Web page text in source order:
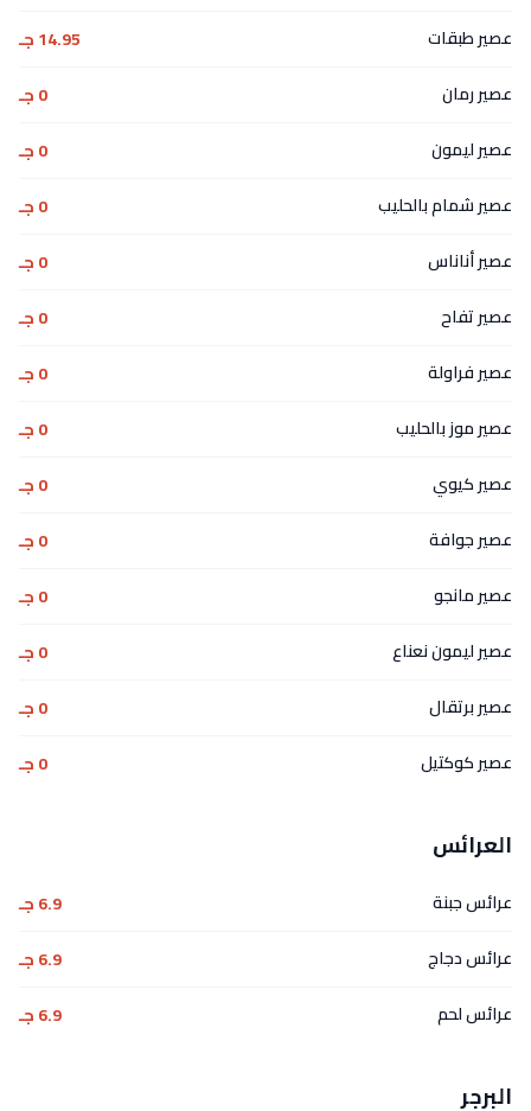
عصير طبقات
14.95 جـ
عصير رمان
0 جـ
عصير ليمون
0 جـ
عصير شمام بالحليب
0 جـ
عصير أناناس
0 جـ
عصير تفاح
0 جـ
عصير فراولة
0 جـ
عصير موز بالحليب
0 جـ
عصير كيوي
0 جـ
عصير جوافة
0 جـ
عصير مانجو
0 جـ
عصير ليمون نعناع
0 جـ
عصير برتقال
0 جـ
عصير كوكتيل
0 جـ
العرائس
عرائس جبنة
6.9 جـ
عرائس دجاج
6.9 جـ
عرائس لحم
6.9 جـ
البرجر